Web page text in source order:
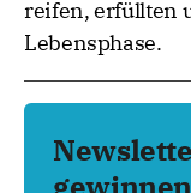
reifen, erfüllten
Lebensphase.